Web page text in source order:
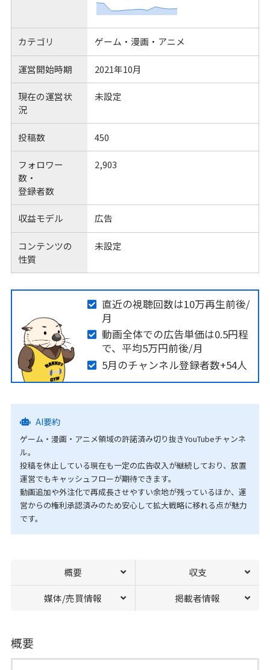
カテゴリ ゲーム・漫画・アニメ
運営開始時期 2021年10月
現在の運営状
況
未設定
投稿数 450
フォロワー
数・
登録者数
2,903
収益モデル 広告
コンテンツの
性質
未設定
直近の視聴回数は10万再生前後/
月
動画全体での広告単価は0.5円程
で、平均5万円前後/月
5月のチャンネル登録者数+54人
AI要約
ゲーム・漫画・アニメ領域の許諾済み切り抜きYouTubeチャンネ
ル。
投稿を休止している現在も一定の広告収入が継続しており、放置
運営でもキャッシュフローが期待できます。
動画追加や外注化で再成長させやすい余地が残っているほか、運
営からの権利承認済みのため安心して拡大戦略に移れる点が魅力
です。
概要 収支
媒体/売買情報 掲載者情報
概要